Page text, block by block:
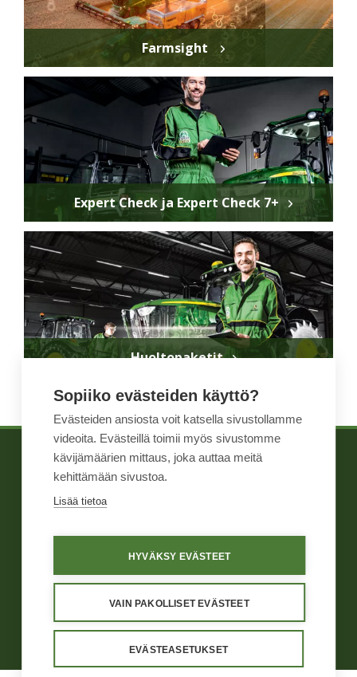
Farmsight
Expert Check ja Expert Check 7+
Huoltopaketit
TIETOA MEISTÄ
TUOTTEET
Yleiset ehdotNäin me toimimme
Väärinkäytösten ilmoituskanavaTietosuojaKäyttöehdot
Evästeasetukset
Sopiiko evästeiden käyttö?
Evästeiden ansiosta voit katsella sivustollamme
videoita. Evästeillä toimii myös sivustomme
kävijämäärien mittaus, joka auttaa meitä
kehittämään sivustoa.
Lisää tietoa
HYVÄKSY EVÄSTEET
VAIN PAKOLLISET EVÄSTEET
EVÄSTEASETUKSET